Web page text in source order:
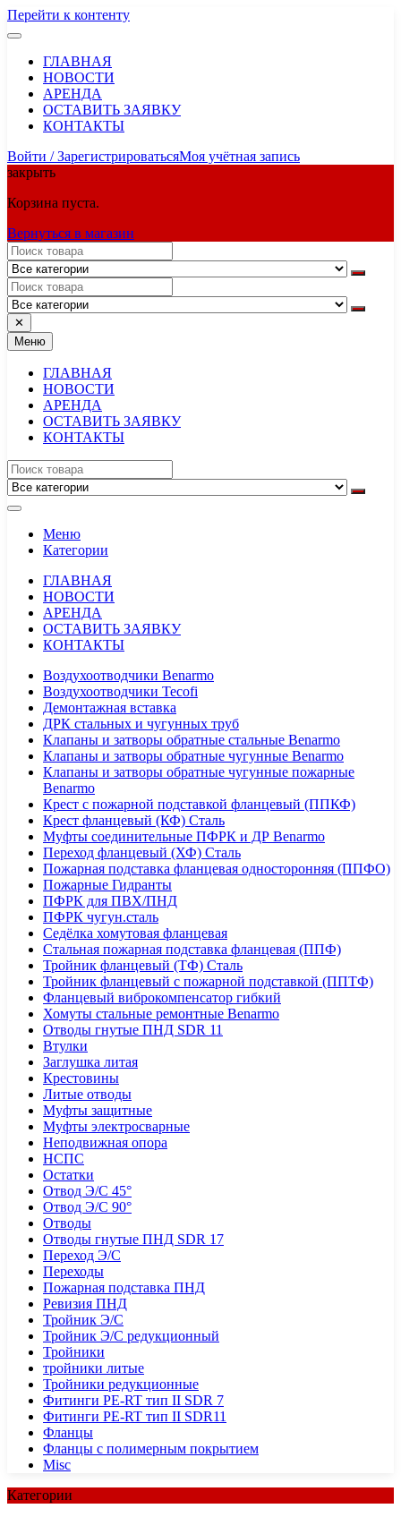
Перейти к контенту
ГЛАВНАЯ
НОВОСТИ
АРЕНДА
ОСТАВИТЬ ЗАЯВКУ
КОНТАКТЫ
Войти / ЗарегистрироватьсяМоя учётная запись
закрыть
Корзина пуста.
Вернуться в магазин
✕
Меню
ГЛАВНАЯ
НОВОСТИ
АРЕНДА
ОСТАВИТЬ ЗАЯВКУ
КОНТАКТЫ
Меню
Категории
ГЛАВНАЯ
НОВОСТИ
АРЕНДА
ОСТАВИТЬ ЗАЯВКУ
КОНТАКТЫ
Воздухоотводчики Benarmo
Воздухоотводчики Tecofi
Демонтажная вставка
ДРК стальных и чугунных труб
Клапаны и затворы обратные стальные Benarmo
Клапаны и затворы обратные чугунные Benarmo
Клапаны и затворы обратные чугунные пожарные
Benarmo
Крест с пожарной подставкой фланцевый (ППКФ)
Крест фланцевый (КФ) Сталь
Муфты соединительные ПФРК и ДР Benarmo
Переход фланцевый (ХФ) Сталь
Пожарная подставка фланцевая односторонняя (ППФО)
Пожарные Гидранты
ПФРК для ПВХ/ПНД
ПФРК чугун.сталь
Седёлка хомутовая фланцевая
Стальная пожарная подставка фланцевая (ППФ)
Тройник фланцевый (ТФ) Сталь
Тройник фланцевый с пожарной подставкой (ППТФ)
Фланцевый виброкомпенсатор гибкий
Хомуты стальные ремонтные Benarmo
Отводы гнутые ПНД SDR 11
Втулки
Заглушка литая
Крестовины
Литые отводы
Муфты защитные
Муфты электросварные
Неподвижная опора
НСПС
Остатки
Отвод Э/С 45°
Отвод Э/С 90°
Отводы
Отводы гнутые ПНД SDR 17
Переход Э/С
Переходы
Пожарная подставка ПНД
Ревизия ПНД
Тройник Э/С
Тройник Э/С редукционный
Тройники
тройники литые
Тройники редукционные
Фитинги PE-RT тип II SDR 7
Фитинги PE-RT тип II SDR11
Фланцы
Фланцы с полимерным покрытием
Misc
Категории